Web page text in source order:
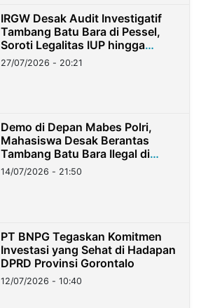
IRGW Desak Audit Investigatif
Tambang Batu Bara di Pessel,
Soroti Legalitas IUP hingga
Stockpile
27/07/2026 - 20:21
Demo di Depan Mabes Polri,
Mahasiswa Desak Berantas
Tambang Batu Bara Ilegal di
Lampung
14/07/2026 - 21:50
PT BNPG Tegaskan Komitmen
Investasi yang Sehat di Hadapan
DPRD Provinsi Gorontalo
12/07/2026 - 10:40